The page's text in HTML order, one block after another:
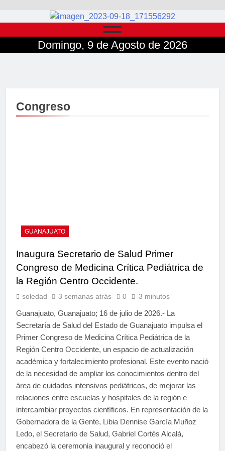
Domingo, 9 de Agosto de 2026
Congreso
GUANAJUATO
Inaugura Secretario de Salud Primer
Congreso de Medicina Crítica Pediátrica de
la Región Centro Occidente.
soledad 3 semanas atrás 0 3 minutos
Guanajuato, Guanajuato; 16 de julio de 2026.- La
Secretaría de Salud del Estado de Guanajuato impulsa el
Primer Congreso de Medicina Crítica Pediátrica de la
Región Centro Occidente, un espacio de actualización
académica y fortalecimiento profesional. Este evento nació
de la necesidad de ampliar los conocimientos dentro del
área de cuidados intensivos pediátricos, de mejorar las
relaciones entre escuelas y hospitales de la región e
intercambiar proyectos científicos. En representación de la
Gobernadora de la Gente, Libia Dennise García Muñoz
Ledo, el Secretario de Salud, Gabriel Cortés Alcalá,
encabezó la ceremonia inaugural y reconoció el